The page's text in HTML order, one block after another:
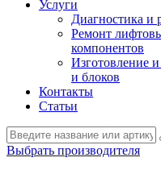
Услуги
Диагностика и
Ремонт
компонентов
Изготовление
и блоков
Контакты
Статьи
Выбрать производителя